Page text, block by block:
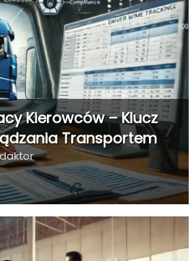
Kierowców – Klucz
Transportem